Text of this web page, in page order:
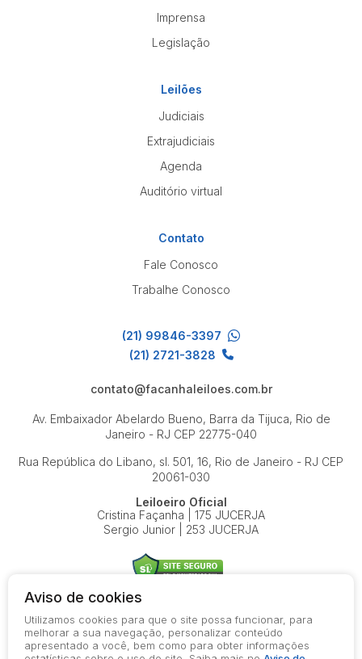
Imprensa
Legislação
Leilões
Judiciais
Extrajudiciais
Agenda
Auditório virtual
Contato
Fale Conosco
Trabalhe Conosco
(21) 99846-3397
(21) 2721-3828
contato@facanhaleiloes.com.br
Av. Embaixador Abelardo Bueno, Barra da Tijuca, Rio de
Janeiro - RJ CEP 22775-040
Rua República do Libano, sl. 501, 16, Rio de Janeiro - RJ CEP
20061-030
Leiloeiro Oficial
Cristina Façanha | 175 JUCERJA
Sergio Junior | 253 JUCERJA
© 2026-present - Todos os direitos reservados
Política de Privacidade
Aviso de cookies
Utilizamos cookies para que o site possa funcionar, para
melhorar a sua navegação, personalizar conteúdo
apresentado a você, bem como para obter informações